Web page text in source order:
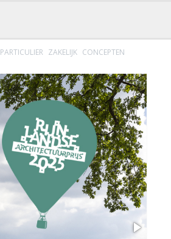
PARTICULIER ZAKELIJK CONCEPTEN